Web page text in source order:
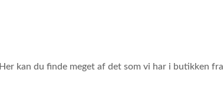
Her kan du finde meget af det som vi har i butikken